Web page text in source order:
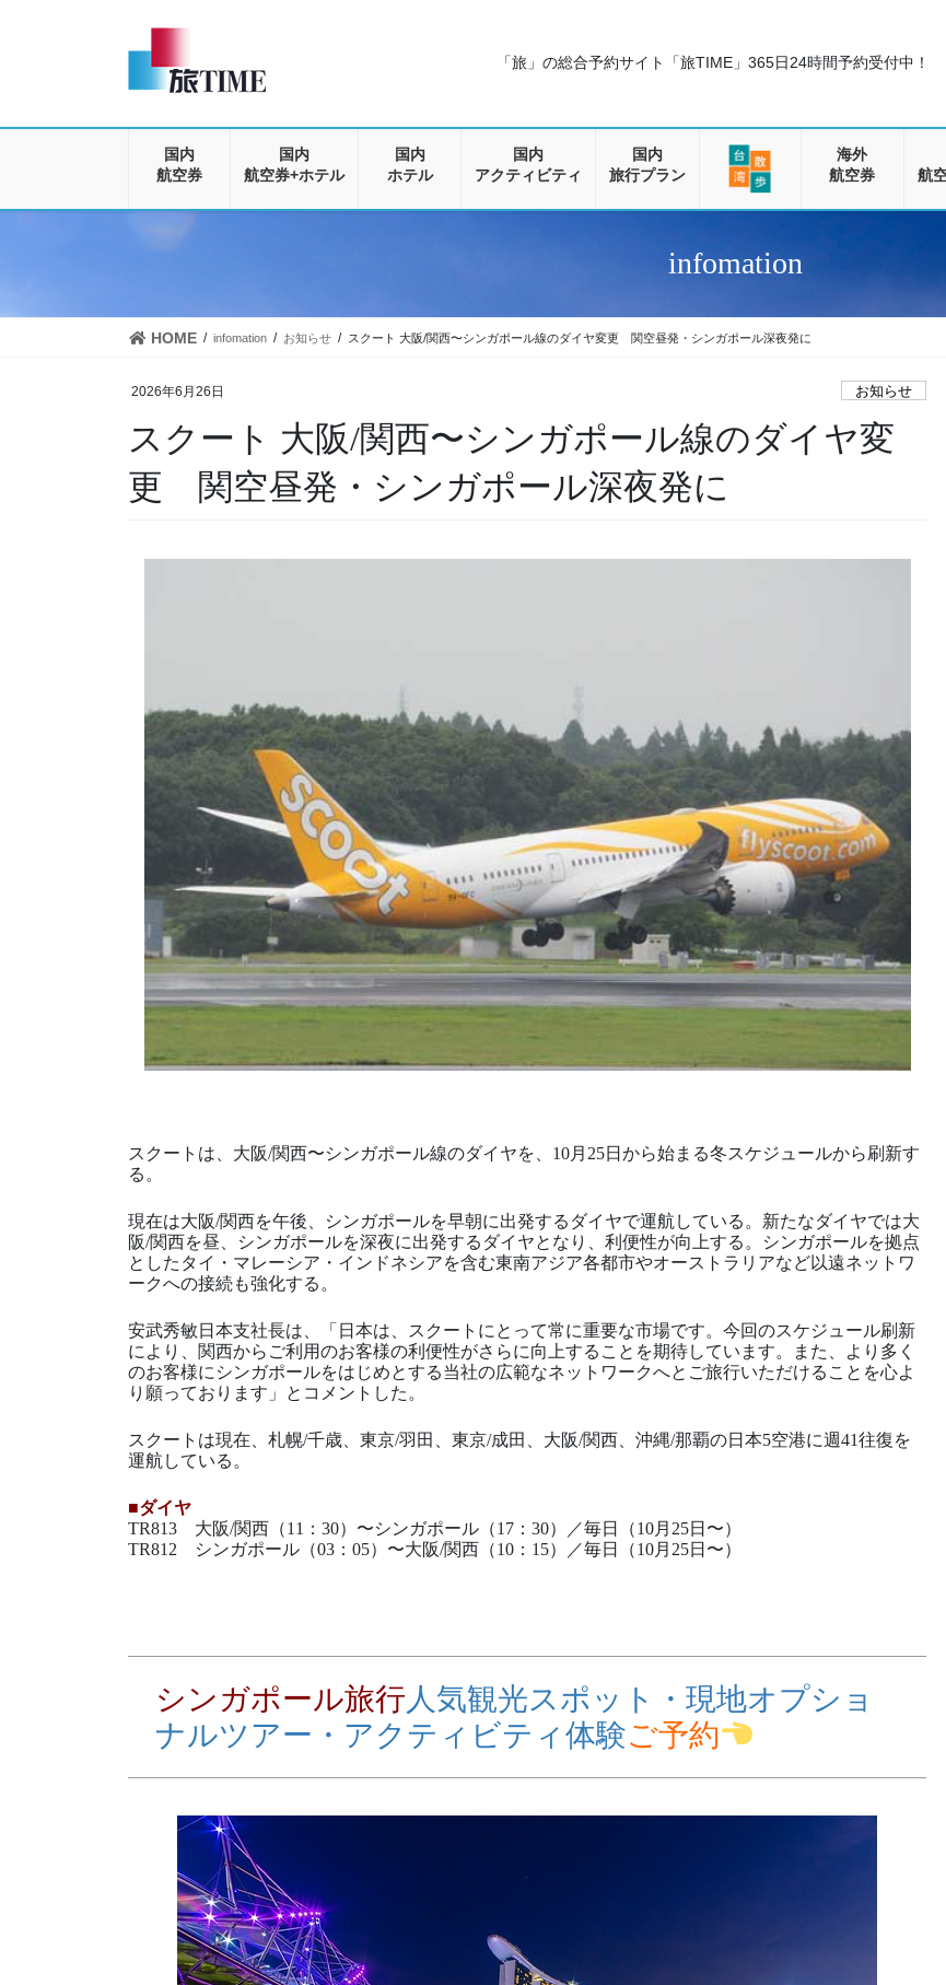
に
ョ
動
「旅」の総合予約サイト「旅TIME」 365日24時間予約受付中！
国内
航空券
国内
航空券+ホテル
国内
ホテル
国内
アクティビティ
国内
旅行プラン
海外
航空券
航
infomation
HOME infomation お知らせ スクート 大阪/関西〜シンガポール線のダイヤ変更 関空昼発・シンガポール深夜発に
2026年6月26日 お知らせ
スクート 大阪/関西〜シンガポール線のダイヤ変
更 関空昼発・シンガポール深夜発に
スクートは、大阪/関西〜シンガポール線のダイヤを、10月25日から始まる冬スケジュールから刷新す
る。
現在は大阪/関西を午後、シンガポールを早朝に出発するダイヤで運航している。新たなダイヤでは大
阪/関西を昼、シンガポールを深夜に出発するダイヤとなり、利便性が向上する。シンガポールを拠点
としたタイ・マレーシア・インドネシアを含む東南アジア各都市やオーストラリアなど以遠ネットワ
ークへの接続も強化する。
安武秀敏日本支社長は、「日本は、スクートにとって常に重要な市場です。今回のスケジュール刷新
により、関西からご利用のお客様の利便性がさらに向上することを期待しています。また、より多く
のお客様にシンガポールをはじめとする当社の広範なネットワークへとご旅行いただけることを心よ
り願っております」とコメントした。
スクートは現在、札幌/千歳、東京/羽田、東京/成田、大阪/関西、沖縄/那覇の日本5空港に週41往復を
運航している。
■ダイヤ
TR813 大阪/関西（11：30）〜シンガポール（17：30）／毎日（10月25日〜）
TR812 シンガポール（03：05）〜大阪/関西（10：15）／毎日（10月25日〜）
シンガポール旅行人気観光スポット・現地オプショ
ナルツアー・アクティビティ体験ご予約